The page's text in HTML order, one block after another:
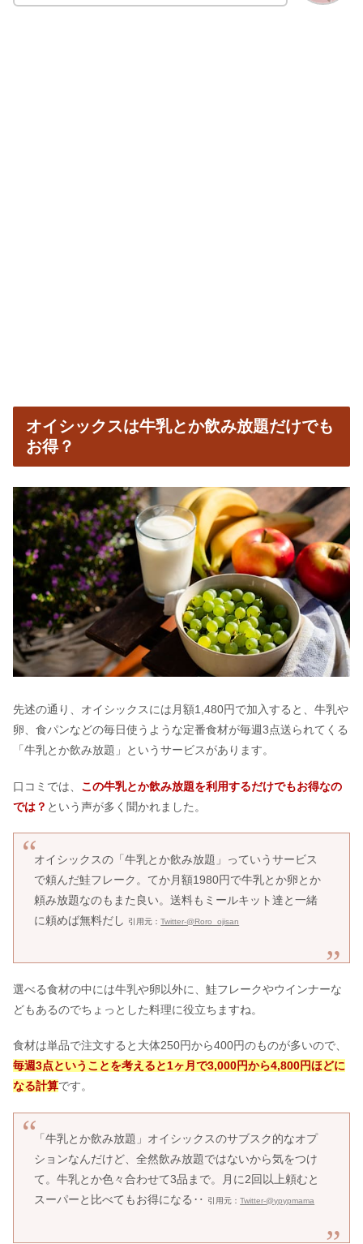
オイシックスは牛乳とか飲み放題だけでも
お得？
先述の通り、オイシックスには月額1,480円で加入すると、牛乳や
卵、食パンなどの毎日使うような定番食材が毎週3点送られてくる
「牛乳とか飲み放題」というサービスがあります。
口コミでは、 この牛乳とか飲み放題を利用するだけでもお得なの
では？ という声が多く聞かれました。
オイシックスの「牛乳とか飲み放題」っていうサービス
で頼んだ鮭フレーク。てか月額1980円で牛乳とか卵とか
頼み放題なのもまた良い。送料もミールキット達と一緒
に頼めば無料だし
引用元：Twitter-@Roro_ojisan
選べる食材の中には牛乳や卵以外に、鮭フレークやウインナーな
どもあるのでちょっとした料理に役立ちますね。
食材は単品で注文すると大体250円から400円のものが多いので、
毎週3点ということを考えると1ヶ月で3,000円から4,800円ほどに
なる計算です。
「牛乳とか飲み放題」オイシックスのサブスク的なオプ
ションなんだけど、全然飲み放題ではないから気をつけ
て。牛乳とか色々合わせて3品まで。月に2回以上頼むと
スーパーと比べてもお得になる‥
引用元：Twitter-@ypypmama